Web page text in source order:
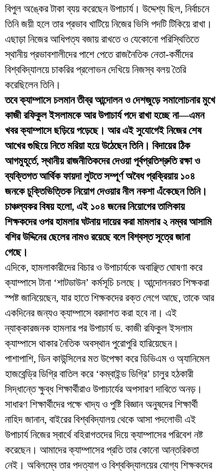
বিপুল অঙ্কের টাকা ব্যয় করেছেন উপাচার্য। উদ্দেশ্য ছিল, নির্বাচনে
তিনি জয়ী হলে তার প্রভাব খাটিয়ে নিজের ভিসি পদটি টিকিয়ে রাখা।
এছাড়া নিজের আধিপত্য বজায় রাখতে ও যেকোনো পরিস্থিতিতে
স্থানীয় প্রভাবশালীদের পাশে পেতে রাজনৈতিক নেতা-কর্মীদের
বিশ্ববিদ্যালয়ে চাকরির প্রলোভন দেখিয়ে নিজস্ব বলয় তৈরি
করেছিলেন তিনি।
তবে ক্যাম্পাসে চলমান তীব্র আন্দোলন ও দেশজুড়ে সমালোচনার মুখে
কাজী রফিকুল ইসলামকে আর উপাচার্য পদে রাখা হচ্ছে না—এমন
খবর ক্যাম্পাসে ছড়িয়ে পড়েছে। আর এই সুযোগেই নিজের শেষ
আখের গুছিয়ে নিতে মরিয়া হয়ে উঠেছেন তিনি। বিদায়ের ঠিক
আগমুহূর্তে, স্থানীয় রাজনীতিকদের দেওয়া পূর্বপ্রতিশ্রুতি রক্ষা ও
ব্যক্তিগত আর্থিক ফায়দা লুটতে সম্পূর্ণ অবৈধ প্রক্রিয়ায় ১০৪
জনকে চুক্তিভিত্তিক নিয়োগ দেওয়ার নীল নকশা এঁকেছেন তিনি।
চাঞ্চল্যকর বিষয় হলো, এই ১০৪ জনের নিয়োগের তালিকায়
শিক্ষকদের ওপর হামলার ঘটনায় দায়ের করা মামলার ২ নম্বর আসামি
বশির উদ্দিনের ছেলের নামও রয়েছে বলে বিশ্বস্ত সূত্রে জানা
গেছে।
​এদিকে, হামলাকারীদের বিচার ও উপাচার্যকে অবাঞ্ছিত ঘোষণা করে
ক্যাম্পাসে টানা ‘শাটডাউন’ কর্মসূচি চলছে। আন্দোলনরত শিক্ষকরা
স্পষ্ট জানিয়েছেন, যার হাতে শিক্ষকদের রক্ত লেগে আছে, তাকে আর
একদিনের জন্যও ক্যাম্পাসে বরদাশত করা হবে না। এই
ন্যাক্কারজনক হামলার পর উপাচার্য ড. কাজী রফিকুল ইসলাম
ক্যাম্পাসে থাকার নৈতিক অবস্থান পুরোপুরি হারিয়েছেন।
​পাশাপাশি, ডিন কাউন্সিলের মত উপেক্ষা করে ডিভিএম ও অ্যানিমেল
হাজবেন্ড্রি ডিগ্রি বাতিল করে ‘কম্বাইন্ড ডিগ্রি’ চালুর হঠকারী
সিদ্ধান্তে ক্ষুব্ধ শিক্ষার্থীরাও উপাচার্যের অপসারণ দাবিতে অনড়।
সাধারণ শিক্ষার্থীদের পক্ষে খাদ্য ও পুষ্টি বিজ্ঞান অনুষদের শিক্ষার্থী
নাহিদ জানান, বাইরের বিশ্ববিদ্যালয় থেকে আসা পদলোভী এই
উপাচার্য নিজের স্বার্থে বহিরাগতদের দিয়ে ক্যাম্পাসের পরিবেশ নষ্ট
করেছেন। আমাদের ক্যাম্পাসের প্রতি তার কোনো আন্তরিকতা
নেই। অবিলম্বে তার পদত্যাগ ও বিশ্ববিদ্যালয়ের যোগ্য শিক্ষকদের